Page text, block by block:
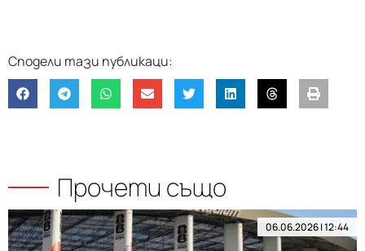
Прочети също
06.06.2026 | 12:44